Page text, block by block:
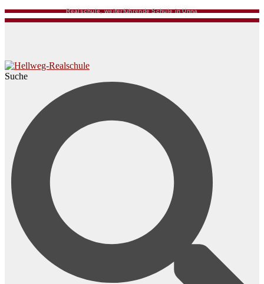
Realschule, weiterführende Schule in Unna
Suche